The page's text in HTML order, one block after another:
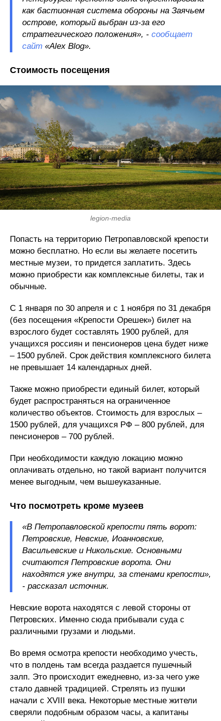
как бастионная система обороны на Заячьем
острове, который выбран из-за его
стратегического положения», - сообщает
сайт «Alex Blog».
Стоимость посещения
legion-media
Попасть на территорию Петропавловской крепости
можно бесплатно. Но если вы желаете посетить
местные музеи, то придется заплатить. Здесь
можно приобрести как комплексные билеты, так и
обычные.
С 1 января по 30 апреля и с 1 ноября по 31 декабря
(без посещения «Крепости Орешек») билет на
взрослого будет составлять 1900 рублей, для
учащихся россиян и пенсионеров цена будет ниже
– 1500 рублей. Срок действия комплексного билета
не превышает 14 календарных дней.
Также можно приобрести единый билет, который
будет распространяться на ограниченное
количество объектов. Стоимость для взрослых –
1500 рублей, для учащихся РФ – 800 рублей, для
пенсионеров – 700 рублей.
При необходимости каждую локацию можно
оплачивать отдельно, но такой вариант получится
менее выгодным, чем вышеуказанные.
Что посмотреть кроме музеев
«В Петропавловской крепости пять ворот:
Петровские, Невские, Иоанновские,
Васильевские и Никольские. Основными
считаются Петровские ворота. Они
находятся уже внутри, за стенами крепости»,
- рассказал источник.
Невские ворота находятся с левой стороны от
Петровских. Именно сюда прибывали суда с
различными грузами и людьми.
Во время осмотра крепости необходимо учесть,
что в полдень там всегда раздается пушечный
залп. Это происходит ежедневно, из-за чего уже
стало давней традицией. Стрелять из пушки
начали с XVIII века. Некоторые местные жители
сверяли подобным образом часы, а капитаны